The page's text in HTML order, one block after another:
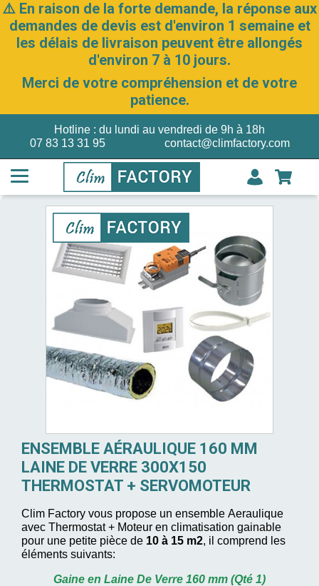
⚠️ En raison de la forte demande, la réponse aux
demandes de devis est d'environ 1 semaine et
les délais de livraison peuvent être allongés
d'environ 7 à 10 jours.
Merci de votre compréhension et de votre
patience.
07 83 13 31 95
Hotline : du lundi au vendredi de 9h à 18h
contact@climfactory.com
ENSEMBLE AÉRAULIQUE 160 MM
LAINE DE VERRE 300X150
THERMOSTAT + SERVOMOTEUR
Clim Factory vous propose un ensemble Aeraulique
avec Thermostat + Moteur en climatisation gainable
pour une petite pièce de 10 à 15 m2, il comprend les
éléments suivants:
Gaine en Laine De Verre 160 mm (Qté 1)